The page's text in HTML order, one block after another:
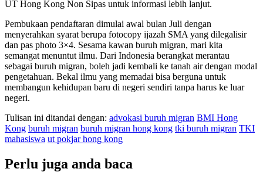
UT Hong Kong Non Sipas untuk informasi lebih lanjut.
Pembukaan pendaftaran dimulai awal bulan Juli dengan
menyerahkan syarat berupa fotocopy ijazah SMA yang dilegalisir
dan pas photo 3×4. Sesama kawan buruh migran, mari kita
semangat menuntut ilmu. Dari Indonesia berangkat merantau
sebagai buruh migran, boleh jadi kembali ke tanah air dengan modal
pengetahuan. Bekal ilmu yang memadai bisa berguna untuk
membangun kehidupan baru di negeri sendiri tanpa harus ke luar
negeri.
Tulisan ini ditandai dengan: advokasi buruh migran BMI Hong
Kong buruh migran buruh migran hong kong tki buruh migran TKI
mahasiswa ut pokjar hong kong
Perlu juga anda baca